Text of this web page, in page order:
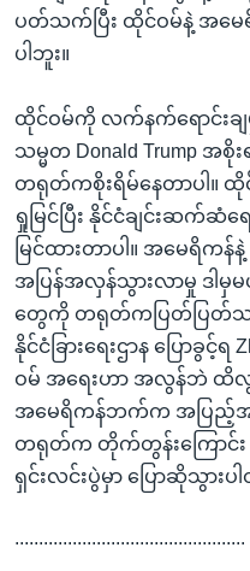
ပတ်သက်ပြီး ထိုင်ဝမ်နဲ့ အ
ပါဘူး။
ထိုင်ဝမ်ကို လက်နက်ရောင်းခ
သမ္မတ Donald Trump အ
တရုတ်ကစိုးရိမ်နေတာပါ။
ရှုမြင်ပြီး နိုင်ငံချင်းဆက်
မြင်ထားတာပါ။ အမေရိက
အပြန်အလှန်သွားလာမှု ဒါ
တွေကို တရုတ်ကပြတ်ပြတ်သာ
နိုင်ငံခြားရေးဌာန ပြောခွင့်
ဝမ် အရေးဟာ အလွန်ဘဲ
အမေရိကန်ဘက်က အပြည့်
တရုတ်က တိုက်တွန်းကြောင်း
ရှင်းလင်းပွဲမှာ ပြောဆိုသွားပ
................................................